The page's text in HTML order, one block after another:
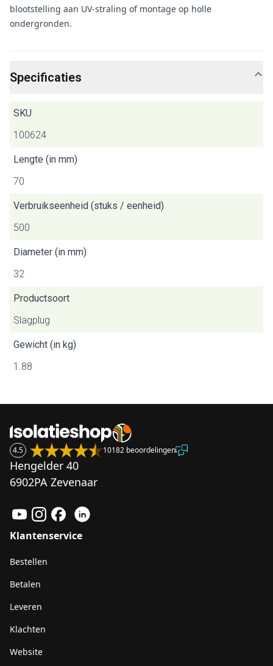
blootstelling aan UV-straling of montage op holle
ondergronden.
Specificaties
SKU
100624
Lengte (in mm)
70
Verbruikseenheid (stuks / eenheid)
500
Diameter (in mm)
32
Productsoort
Slagplug
Gewicht (in kg)
1.88
4.5 10182 beoordelingen
Hengelder 40
6902PA Zevenaar
Klantenservice
Bestellen
Betalen
Leveren
Klachten
Website